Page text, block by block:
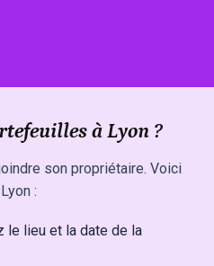
à Lyon ?
son propriétaire. Voici
:
le lieu et la date de la